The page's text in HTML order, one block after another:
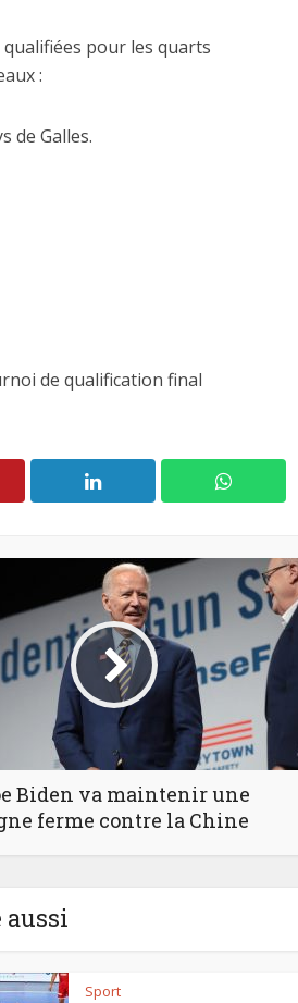
pour les quarts
:
de Galles.
de qualification final
Biden va maintenir une
ferme contre la Chine
aussi
Sport